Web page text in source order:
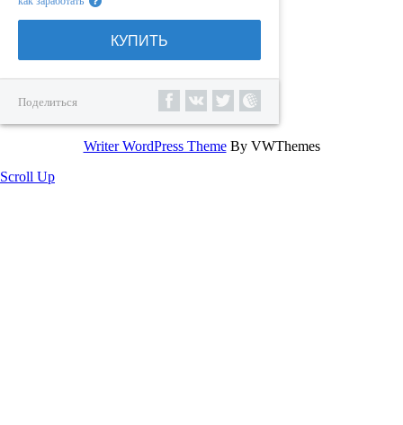
КУПИТЬ
Поделиться
Writer WordPress ThemeBy VWThemes
Scroll Up